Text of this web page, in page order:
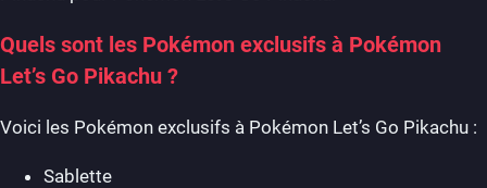
Quels sont les Pokémon exclusifs à Pokémon
Let’s Go Pikachu ?
Voici les Pokémon exclusifs à Pokémon Let’s Go Pikachu :
Sablette